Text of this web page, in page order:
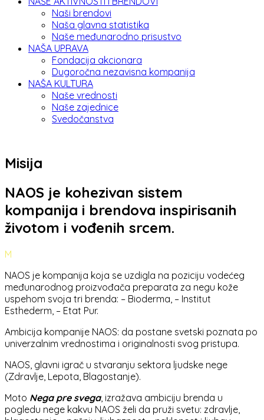
Naši brendovi
Naša glavna statistika
Naše međunarodno prisustvo
NAŠA UPRAVA
Fondacija akcionara
Dugoročna nezavisna kompanija
NAŠA KULTURA
Naše vrednosti
Naše zajednice
Svedočanstva
Misija
NAOS je kohezivan sistem
kompanija i brendova inspirisanih
životom i vođenih srcem.
M
NAOS je kompanija koja se uzdigla na poziciju vodećeg
međunarodnog proizvođača preparata za negu kože
uspehom svoja tri brenda: – Bioderma, – Institut
Esthederm, – Etat Pur.
Ambicija kompanije NAOS: da postane svetski poznata po
univerzalnim vrednostima i originalnosti svog pristupa.
NAOS, glavni igrač u stvaranju sektora ljudske nege
(Zdravlje, Lepota, Blagostanje).
Moto Nega pre svega, izražava ambiciju brenda u
pogledu nege kakvu NAOS želi da pruži svetu: zdravlje,